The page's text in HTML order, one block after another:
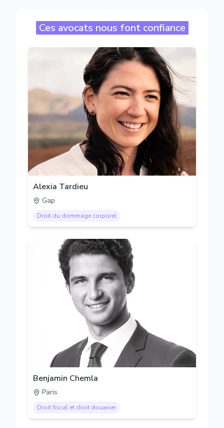
Ces avocats nous font confiance
Alexia Tardieu
Gap
Droit du dommage corporel
Benjamin Chemla
Paris
Droit fiscal et droit douanier